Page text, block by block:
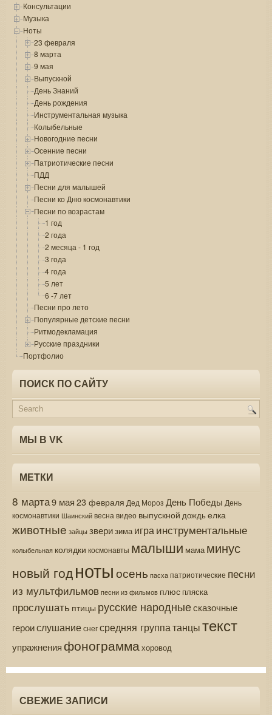
Консультации
Музыка
Ноты
23 февраля
8 марта
9 мая
Выпускной
День Знаний
День рождения
Инструментальная музыка
Колыбельные
Новогодние песни
Осенние песни
Патриотические песни
ПДД
Песни для малышей
Песни ко Дню космонавтики
Песни по возрастам
1 год
2 года
2 месяца - 1 год
3 года
4 года
5 лет
6 -7 лет
Песни про лето
Популярные детские песни
Ритмодекламация
Русские праздники
Портфолио
ПОИСК ПО САЙТУ
МЫ В VK
МЕТКИ
8 марта9 мая 23 февраля Дед Мороз День Победы День
космонавтики Шаинскийвесна видео выпускной дождь елка
животные зайцы зверизима играинструментальные
колыбельная колядки космонавты малыши мама минус
новый годнотыосень пасха патриотические песни
из мультфильмов песни из фильмов плюс пляска
прослушать птицы русские народныесказочные
героислушаниеснегсредняя группатанцытекст
упражнения фонограммахоровод
СВЕЖИЕ ЗАПИСИ